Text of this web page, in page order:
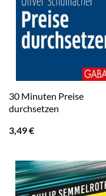
30 Minuten Preise
durchsetzen
3,49€